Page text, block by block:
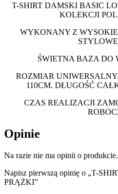
T-SHIRT DAMSKI BASIC
KOLEKCJI
WYKONANY Z
ŚWIETNA BAZA DO
ROZMIAR
110CM. DŁUGOŚĆ
CZAS REALIZACJI
Opinie
Na razie nie ma opinii o produkcie.
Napisz pierwszą opinię o „T-
PRĄŻKI”